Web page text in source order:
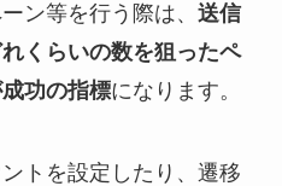
ン等を行う際は、 送信
くらいの数を狙ったペ
功の指標になります。
トを設定したり、遷移